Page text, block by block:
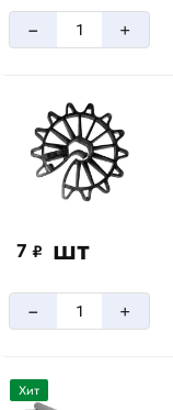
– +
7 ₽ шт
– +
Хит